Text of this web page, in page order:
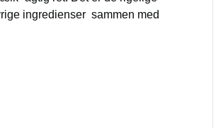
ingredienser sammen med